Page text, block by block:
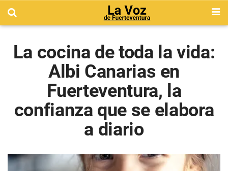
La cocina de toda la vida:
Albi Canarias en
Fuerteventura, la
confianza que se elabora
a diario